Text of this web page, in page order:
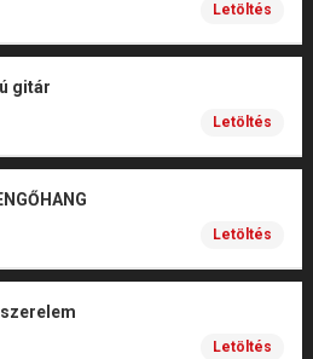
Letöltés
gitár
Letöltés
Letöltés
Letöltés